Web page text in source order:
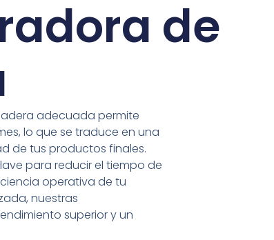
de
adecuada permite
lo que se traduce en una
de tus productos finales.
para reducir el tiempo de
operativa de tu
nuestras
superior y un